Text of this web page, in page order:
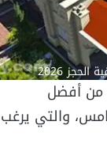
2026
من أفضل
والتي يرغب